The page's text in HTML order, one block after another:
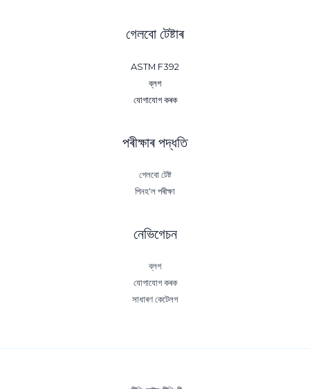
গেলবো টেষ্টাৰ
ASTM F392
ব্লগ
যোগাযোগ কৰক
পৰীক্ষাৰ পদ্ধতি
গেলবো টেষ্ট
পিনহ'ল পৰীক্ষা
নেভিগেচন
ব্লগ
যোগাযোগ কৰক
সাধাৰণ কেটেলগ